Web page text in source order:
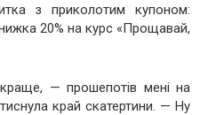
з приколотим купоном:
20% на курс «Прощавай,
— прошепотів мені на
край скатертини. — Ну